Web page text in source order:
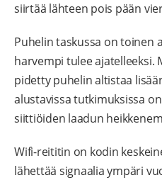
siirtää lähteen pois pään
Puhelin taskussa on toinen
harvempi tulee ajatelleeksi.
pidetty puhelin altistaa
alustavissa tutkimuksissa
siittiöiden laadun
Wifi-reititin on kodin
lähettää signaalia ympäri